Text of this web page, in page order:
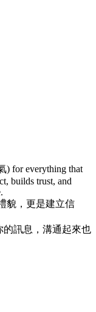
) for everything that
builds trust, and
貌，更是建立信
的訊息，溝通起來也